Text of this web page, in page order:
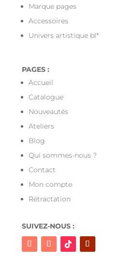
Marque pages
Accessoires
Univers artistique bl*
PAGES :
Accueil
Catalogue
Nouveautés
Ateliers
Blog
Qui sommes-nous ?
Contact
Mon compte
Rétractation
SUIVEZ-NOUS :